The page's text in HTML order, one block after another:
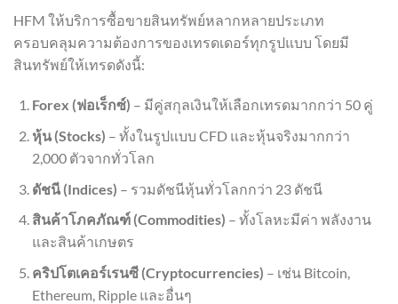
HFM ให้บริการซื้อขายสินทรัพย์หลากหลายประเภท
ครอบคลุมความต้องการของเทรดเดอร์ทุกรูปแบบ โดยมี
สินทรัพย์ให้เทรดดังนี้:
Forex (ฟอเร็กซ์) – มีคู่สกุลเงินให้เลือกเทรดมากกว่า 50 คู่
หุ้น (Stocks) – ทั้งในรูปแบบ CFD และหุ้นจริงมากกว่า
2,000 ตัวจากทั่วโลก
ดัชนี (Indices) – รวมดัชนีหุ้นทั่วโลกกว่า 23 ดัชนี
สินค้าโภคภัณฑ์ (Commodities) – ทั้งโลหะมีค่า พลังงาน
และสินค้าเกษตร
คริปโตเคอร์เรนซี (Cryptocurrencies) – เช่น Bitcoin,
Ethereum, Ripple และอื่นๆ